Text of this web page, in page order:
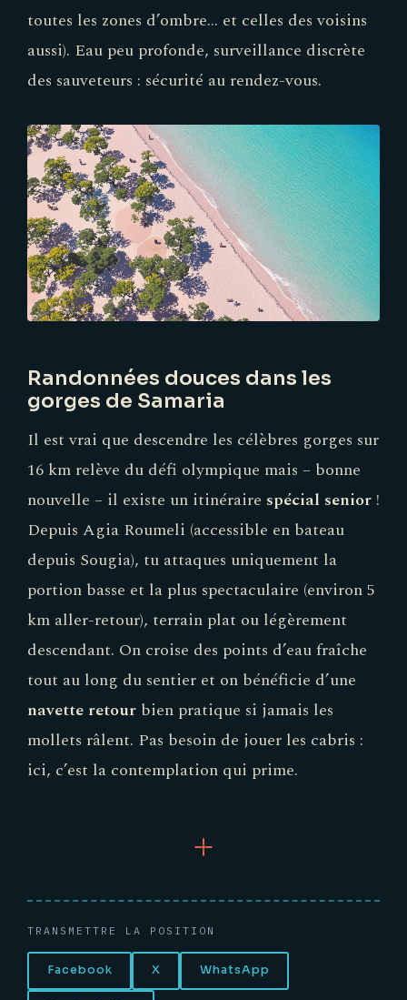
toutes les zones d’ombre… et celles des voisins
aussi). Eau peu profonde, surveillance discrète
des sauveteurs : sécurité au rendez-vous.
Randonnées douces dans les
gorges de Samaria
Il est vrai que descendre les célèbres gorges sur
16 km relève du défi olympique mais – bonne
nouvelle – il existe un itinéraire spécial senior !
Depuis Agia Roumeli (accessible en bateau
depuis Sougia), tu attaques uniquement la
portion basse et la plus spectaculaire (environ 5
km aller-retour), terrain plat ou légèrement
descendant. On croise des points d’eau fraîche
tout au long du sentier et on bénéficie d’une
navette retour bien pratique si jamais les
mollets râlent. Pas besoin de jouer les cabris :
ici, c’est la contemplation qui prime.
TRANSMETTRE LA POSITION
Facebook X WhatsApp